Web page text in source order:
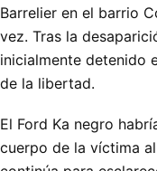
Barrelier en el barrio
vez. Tras la
inicialmente detenido
de la libertad.
El Ford Ka negro
cuerpo de la víctima